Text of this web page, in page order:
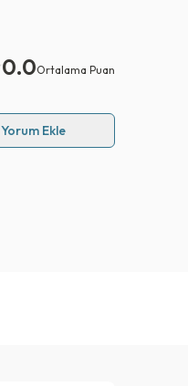
0.0Ortalama Puan
Yorum Ekle